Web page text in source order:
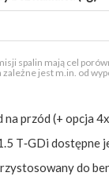
spalin mają cel
jest m.in. od
przód (+ opcja
T‑GDi dostępne
do